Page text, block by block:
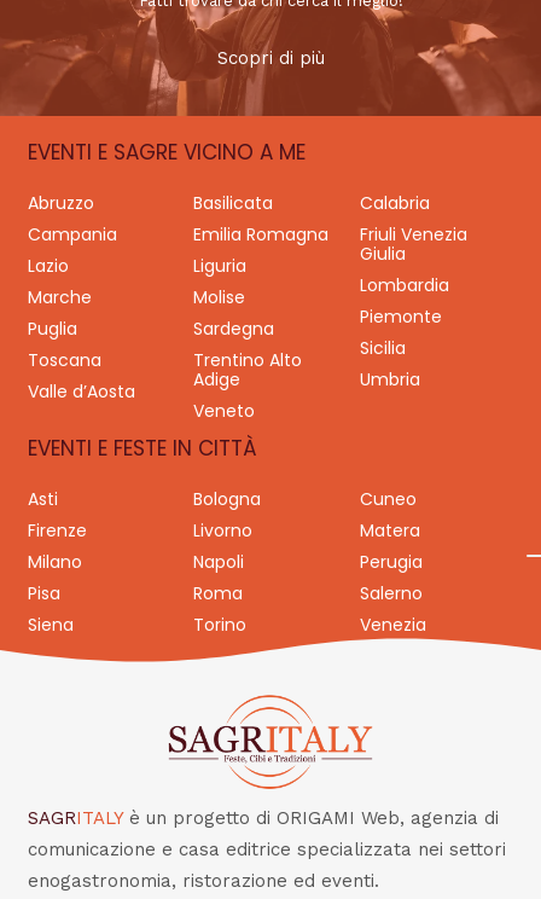
Scopri di più
EVENTI E SAGRE VICINO A ME
Abruzzo Basilicata
Calabria
Campania
Emilia Romagna
Friuli Venezia
Giulia
Lazio
Liguria
Lombardia
Marche
Molise
Piemonte
Puglia
Sardegna
Sicilia
Toscana
Trentino Alto
Adige
Umbria
Valle d’Aosta
Veneto
EVENTI E FESTE IN CITTÀ
Asti Bologna
Cuneo
Firenze
Livorno
Matera
Milano
Napoli
Perugia
Pisa
Roma
Salerno
Siena
Torino Venezia
SAGRITALY è un progetto di ORIGAMI Web, agenzia di
comunicazione e casa editrice specializzata nei settori
enogastronomia, ristorazione ed eventi.